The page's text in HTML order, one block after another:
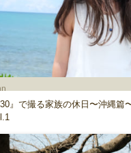
』で撮る家族の休日〜沖縄